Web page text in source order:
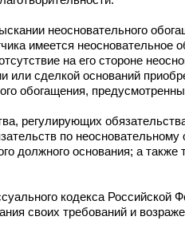
неосновательного
имеется
на его стороне
сделкой оснований
обогащения,
регулирующих
по
должного основания; а
кодекса Российской
своих требований и